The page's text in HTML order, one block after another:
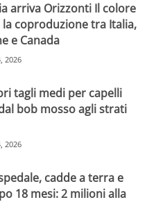
arriva Orizzonti Il colore
la coproduzione tra Italia,
e Canada
2026
tagli medi per capelli
bob mosso agli strati
2026
cadde a terra e
18 mesi: 2 milioni alla